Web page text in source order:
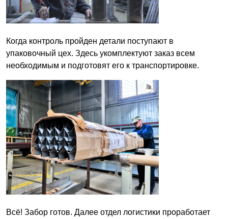
Когда контроль пройден детали поступают в
упаковочный цех. Здесь укомплектуют заказ всем
необходимым и подготовят его к транспортировке.
Всё! Забор готов. Далее отдел логистики проработает